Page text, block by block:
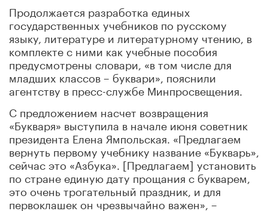
Продолжается разработка единых
государственных учебников по русскому
языку, литературе и литературному чтению, в
комплекте с ними как учебные пособия
предусмотрены словари, «в том числе для
младших классов – буквари», пояснили
агентству в пресс-службе Минпросвещения.
С предложением насчет возвращения
«Букваря» выступила в начале июня советник
президента Елена Ямпольская. «Предлагаем
вернуть первому учебнику название «Букварь»,
сейчас это «Азбука». [Предлагаем] установить
по стране единую дату прощания с букварем,
это очень трогательный праздник, и для
первоклашек он чрезвычайно важен», –